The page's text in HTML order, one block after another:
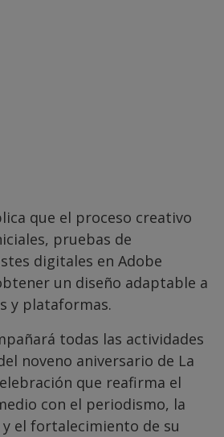
que el proceso creativo
pruebas de
digitales en Adobe
un diseño adaptable a
y plataformas.
todas las actividades
noveno aniversario de La
que reafirma el
con el periodismo, la
el fortalecimiento de su